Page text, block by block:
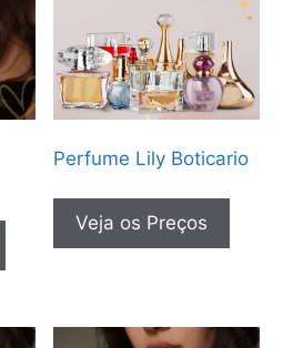
Perfume Lily Boticario
Veja os Preços